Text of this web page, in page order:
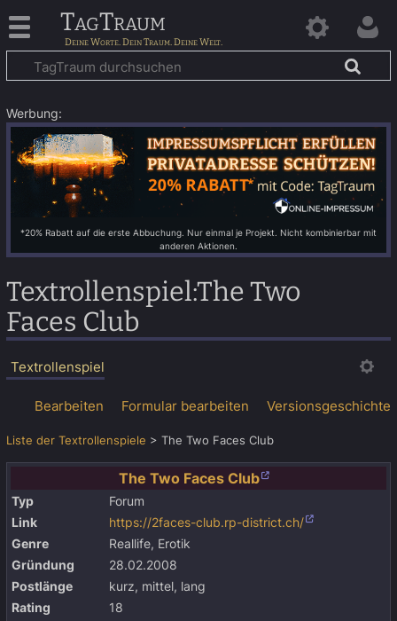
TagTraum
Werbung:
*20% Rabatt auf die erste Abbuchung. Nur einmal je Projekt. Nicht kombinierbar mit
anderen Aktionen.
Textrollenspiel:The Two
Faces Club
Textrollenspiel
Bearbeiten Formular bearbeiten Versionsgeschichte
Liste der Textrollenspiele > The Two Faces Club
The Two Faces Club
Typ
Forum
Link
https://2faces-club.rp-district.ch/
Genre
Reallife, Erotik
Gründung
28.02.2008
Postlänge
kurz, mittel, lang
Rating
18